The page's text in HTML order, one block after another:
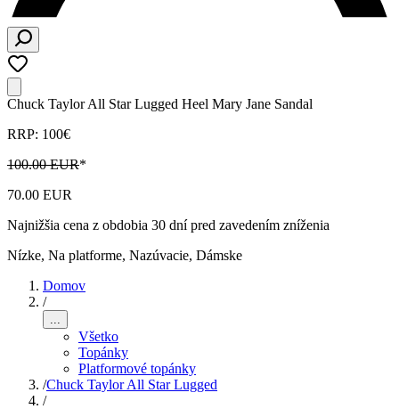
Chuck Taylor All Star Lugged Heel Mary Jane Sandal
RRP: 100€
100.00 EUR*
70.00 EUR
Najnižšia cena z obdobia 30 dní pred zavedením zníženia
Nízke, Na platforme, Nazúvacie, Dámske
Domov
/
...
Všetko
Topánky
Platformové topánky
/Chuck Taylor All Star Lugged
/